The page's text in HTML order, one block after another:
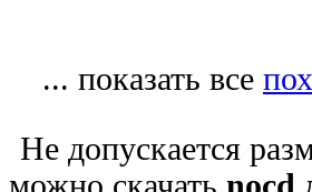
... показать все
Не допускается